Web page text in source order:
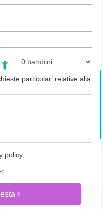
particolari relative alla
policy